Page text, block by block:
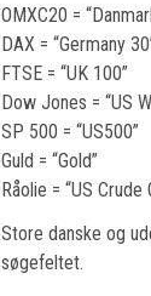
OMXC20 =
DAX = “Germany
FTSE = “UK 100”
Dow Jones = “US
SP 500 = “US500”
Guld = “Gold”
Råolie = “US Crude
Store danske og
søgefeltet.